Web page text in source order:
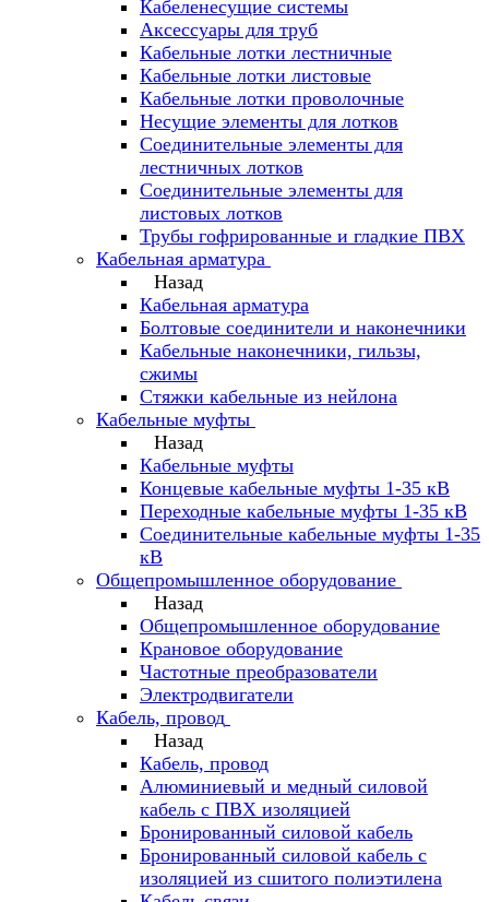
Кабеленесущие системы
Аксессуары для труб
Кабельные лотки лестничные
Кабельные лотки листовые
Кабельные лотки проволочные
Несущие элементы для лотков
Соединительные элементы для
лестничных лотков
Соединительные элементы для
листовых лотков
Трубы гофрированные и гладкие ПВХ
Кабельная арматура
Назад
Кабельная арматура
Болтовые соединители и наконечники
Кабельные наконечники, гильзы,
сжимы
Стяжки кабельные из нейлона
Кабельные муфты
Назад
Кабельные муфты
Концевые кабельные муфты 1-35 кВ
Переходные кабельные муфты 1-35 кВ
Соединительные кабельные муфты 1-35
кВ
Общепромышленное оборудование
Назад
Общепромышленное оборудование
Крановое оборудование
Частотные преобразователи
Электродвигатели
Кабель, провод
Назад
Кабель, провод
Алюминиевый и медный силовой
кабель с ПВХ изоляцией
Бронированный силовой кабель
Бронированный силовой кабель с
изоляцией из сшитого полиэтилена